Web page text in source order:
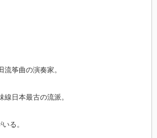
筝曲の演奏家。
日本最古の流派。
る。